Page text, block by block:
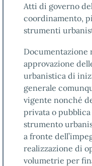
Atti di governo
coordinamento,
strumenti
Documentazione
approvazione
urbanistica di
generale
vigente nonché
privata o
strumento
a fronte
realizzazione di
volumetrie per